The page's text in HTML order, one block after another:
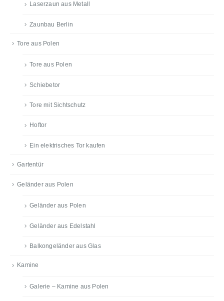
Laserzaun aus Metall
Zaunbau Berlin
Tore aus Polen
Tore aus Polen
Schiebetor
Tore mit Sichtschutz
Hoftor
Ein elektrisches Tor kaufen
Gartentür
Geländer aus Polen
Geländer aus Polen
Geländer aus Edelstahl
Balkongeländer aus Glas
Kamine
Galerie – Kamine aus Polen